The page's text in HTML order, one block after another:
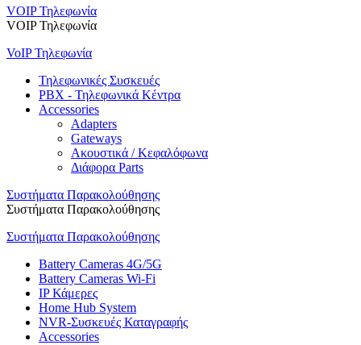
VOIP Τηλεφωνία
VOIP Τηλεφωνία
VoIP Τηλεφωνία
Τηλεφωνικές Συσκευές
PBX - Τηλεφωνικά Κέντρα
Accessories
Adapters
Gateways
Ακουστικά / Κεφαλόφωνα
Διάφορα Parts
Συστήματα Παρακολούθησης
Συστήματα Παρακολούθησης
Συστήματα Παρακολούθησης
Battery Cameras 4G/5G
Battery Cameras Wi-Fi
IP Κάμερες
Home Hub System
NVR-Συσκευές Καταγραφής
Accessories